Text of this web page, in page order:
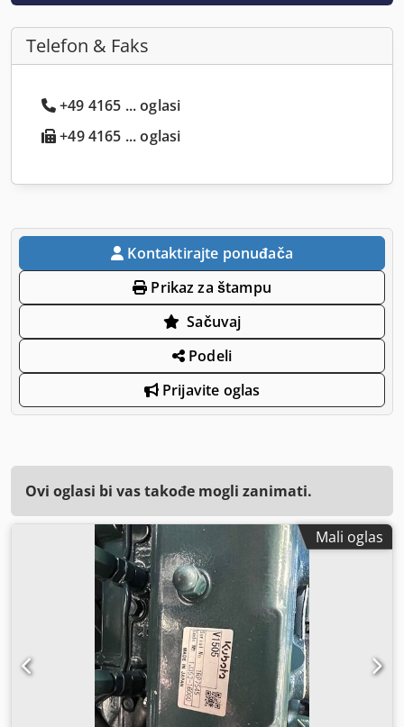
Telefon & Faks
+49 4165 ... oglasi
+49 4165 ... oglasi
Kontaktirajte ponuđača
Prikaz za štampu
Sačuvaj
Podeli
Prijavite oglas
Ovi oglasi bi vas takođe mogli zanimati.
Mali oglas